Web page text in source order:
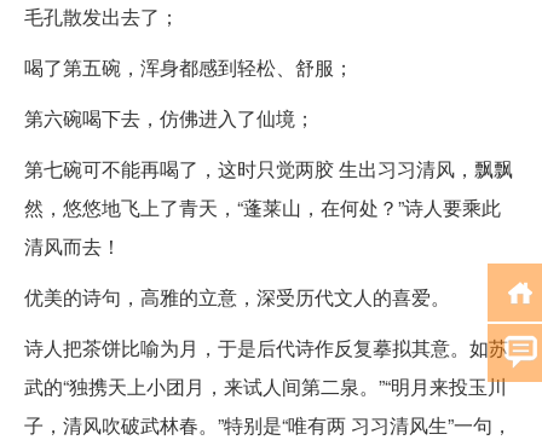
毛孔散发出去了；
喝了第五碗，浑身都感到轻松、舒服；
第六碗喝下去，仿佛进入了仙境；
第七碗可不能再喝了，这时只觉两胶 生出习习清风，飘飘
然，悠悠地飞上了青天，“蓬莱山，在何处？”诗人要乘此
清风而去！
优美的诗句，高雅的立意，深受历代文人的喜爱。
诗人把茶饼比喻为月，于是后代诗作反复摹拟其意。如苏
武的“独携天上小团月，来试人间第二泉。”“明月来投玉川
子，清风吹破武林春。”特别是“唯有两 习习清风生”一句，